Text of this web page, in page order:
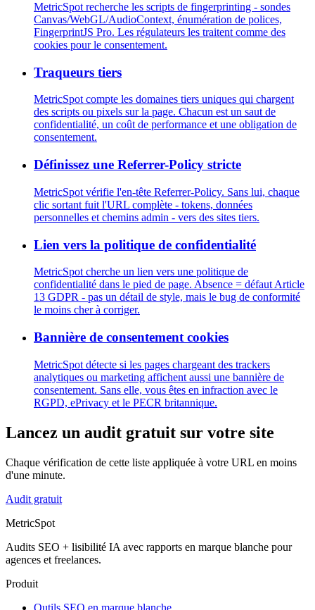
MetricSpot recherche les scripts de fingerprinting - sondes
Canvas/WebGL/AudioContext, énumération de polices,
FingerprintJS Pro. Les régulateurs les traitent comme des
cookies pour le consentement.
Traqueurs tiers
MetricSpot compte les domaines tiers uniques qui chargent
des scripts ou pixels sur la page. Chacun est un saut de
confidentialité, un coût de performance et une obligation de
consentement.
Définissez une Referrer-Policy stricte
MetricSpot vérifie l'en-tête Referrer-Policy. Sans lui, chaque
clic sortant fuit l'URL complète - tokens, données
personnelles et chemins admin - vers des sites tiers.
Lien vers la politique de confidentialité
MetricSpot cherche un lien vers une politique de
confidentialité dans le pied de page. Absence = défaut Article
13 GDPR - pas un détail de style, mais le bug de conformité
le moins cher à corriger.
Bannière de consentement cookies
MetricSpot détecte si les pages chargeant des trackers
analytiques ou marketing affichent aussi une bannière de
consentement. Sans elle, vous êtes en infraction avec le
RGPD, ePrivacy et le PECR britannique.
Lancez un audit gratuit sur votre site
Chaque vérification de cette liste appliquée à votre URL en moins
d'une minute.
Audit gratuit
MetricSpot
Audits SEO + lisibilité IA avec rapports en marque blanche pour
agences et freelances.
Produit
Outils SEO en marque blanche